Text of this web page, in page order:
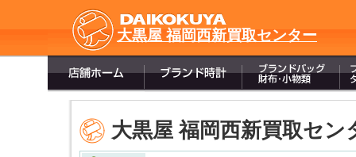
大黒屋 福岡西新買取センター
大黒屋 福岡西新買取セン